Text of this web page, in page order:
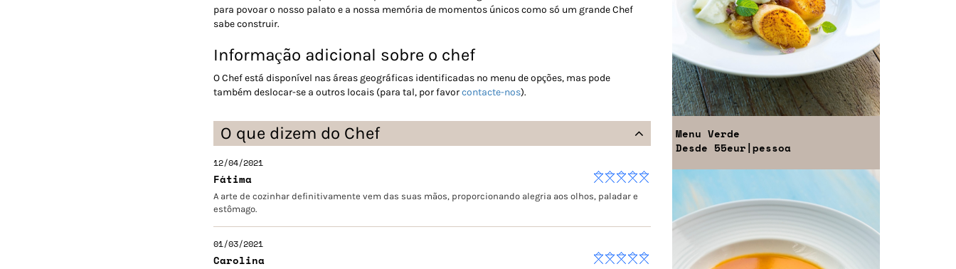
para povoar o nosso palato e a nossa memória de momentos únicos como só um grande Chef
sabe construir.
Informação adicional sobre o chef
O Chef está disponível nas áreas geográficas identificadas no menu de opções, mas pode
também deslocar-se a outros locais (para tal, por favorcontacte-nos).
O que dizem do Chef
12/04/2021
Fátima
A arte de cozinhar definitivamente vem das suas mãos, proporcionando alegria aos olhos, paladar e
estômago.
01/03/2021
Carolina
Menu Verde
Desde 55eur|pessoa